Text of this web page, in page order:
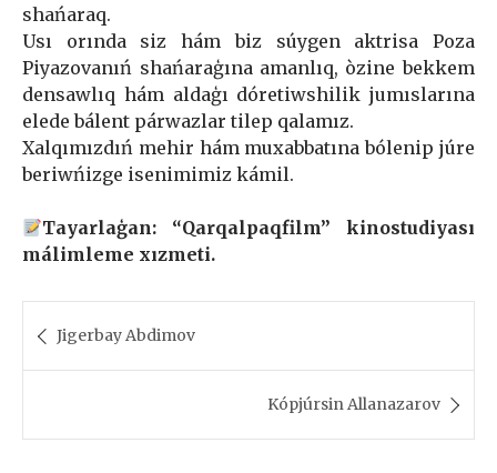
shańaraq.
Usı orında siz hám biz súygen aktrisa Poza
Piyazovanıń shańaraģına amanlıq, òzine bekkem
densawlıq hám aldaģı dóretiwshilik jumıslarına
elede bálent párwazlar tilep qalamız.
Xalqımızdıń mehir hám muxabbatına bólenip júre
beriwńizge isenimimiz kámil.
Tayarlaģan: “Qarqalpaqfilm” kinostudiyası
málimleme xızmeti.
navigation
Jigerbay Abdimov
Kópjúrsin Allanazarov